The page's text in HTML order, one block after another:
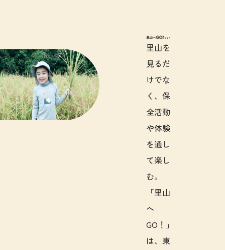
里山へGO!と
里山を
見るだ
けでな
く、保
全活動
や体験
を通し
て楽し
む。
「里山
へ
GO！」
は、東